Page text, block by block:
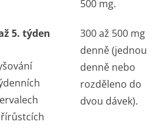
500 mg.
5. týden
300 až 500 mg
denně (jednou
denně nebo
rozděleno do
dvou dávek).